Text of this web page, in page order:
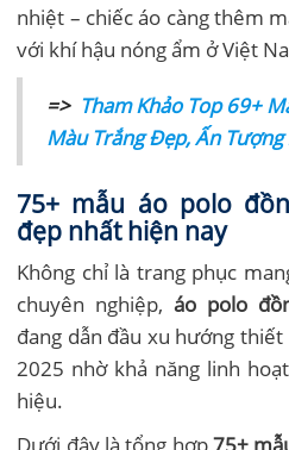
nhiệt – chiếc áo càng thêm
với khí hậu nóng ẩm ở Việt
=> Tham Khảo Top 69+
Màu Trắng Đẹp, Ấn
75+ mẫu áo polo
đẹp nhất hiện nay
Không chỉ là trang phục
chuyên nghiệp,áo polo
đang dẫn đầu xu hướng
2025 nhờ khả năng linh
hiệu.